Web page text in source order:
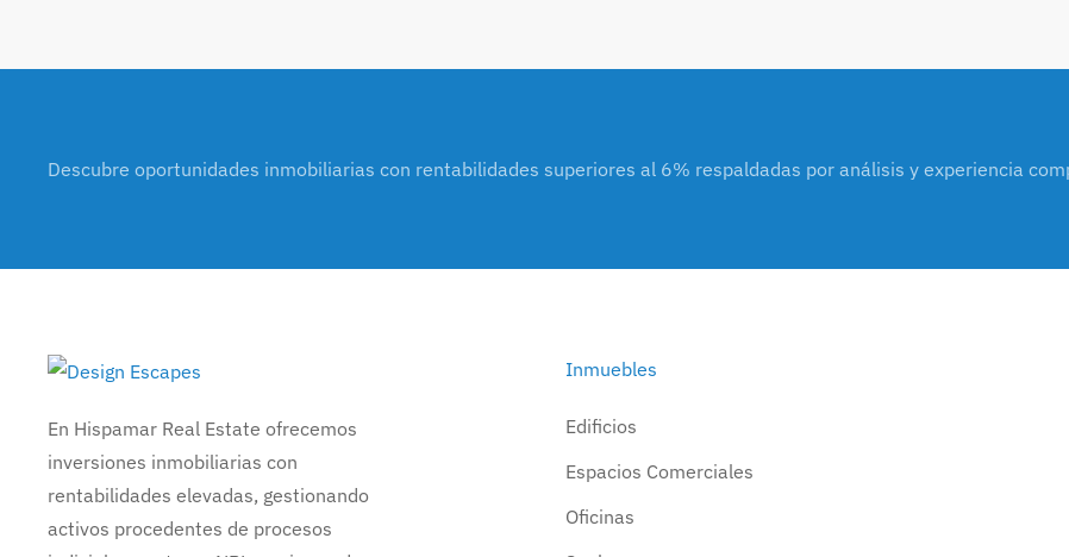
Descubre oportunidades inmobiliarias con rentabilidades superiores al 6% respaldadas por análisis y experiencia
En Hispamar Real Estate ofrecemos
inversiones inmobiliarias con
rentabilidades elevadas, gestionando
activos procedentes de procesos
Inmuebles
Edificios
Espacios Comerciales
Oficinas